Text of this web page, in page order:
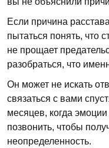
Если причина
пытаться понять, что
не прощает
разобраться, что
Он может не искать
связаться с вами
месяцев, когда
позвонить, чтобы
неопределенность.